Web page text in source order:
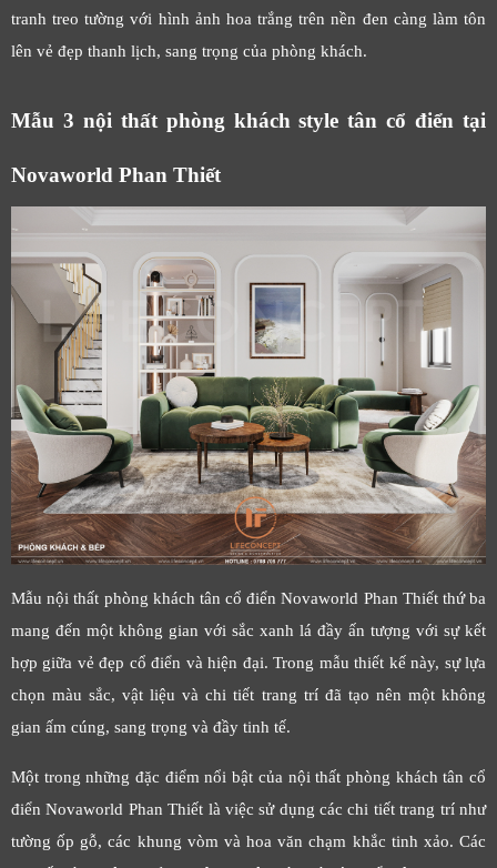
tranh treo tường với hình ảnh hoa trắng trên nền đen càng làm tôn
lên vẻ đẹp thanh lịch, sang trọng của phòng khách.
Mẫu 3 nội thất phòng khách style tân cổ điển tại
Novaworld Phan Thiết
Mẫu nội thất phòng khách tân cổ điển Novaworld Phan Thiết thứ ba
mang đến một không gian với sắc xanh lá đầy ấn tượng với sự kết
hợp giữa vẻ đẹp cổ điển và hiện đại. Trong mẫu thiết kế này, sự lựa
chọn màu sắc, vật liệu và chi tiết trang trí đã tạo nên một không
gian ấm cúng, sang trọng và đầy tinh tế.
Một trong những đặc điểm nổi bật của nội thất phòng khách tân cổ
điển Novaworld Phan Thiết là việc sử dụng các chi tiết trang trí như
tường ốp gỗ, các khung vòm và hoa văn chạm khắc tinh xảo. Các